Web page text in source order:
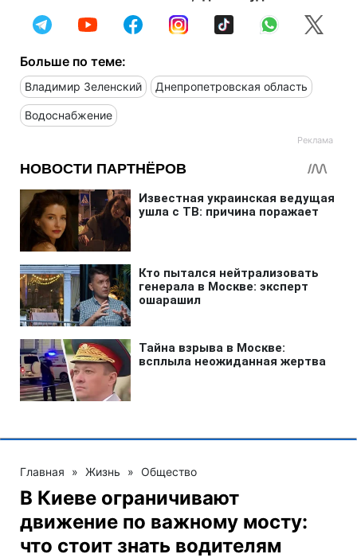
Больше по теме:
Владимир Зеленский Днепропетровская область
Водоснабжение
Главная » Жизнь » Общество
В Киеве ограничивают
движение по важному мосту:
что стоит знать водителям